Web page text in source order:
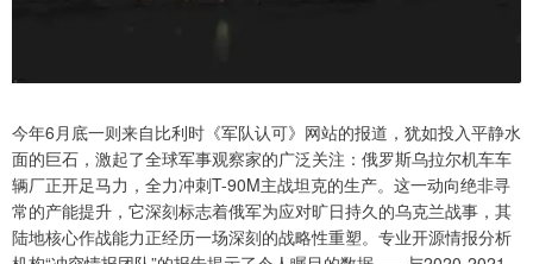
今年6月底一则来自比利时《军队认可》网站的报道，犹如投入平静水
面的巨石，激起了全球军事观察家的广泛关注：俄罗斯乌拉尔机车车
辆厂正开足马力，全力冲刺T-90M主战坦克的生产。这一动向绝非寻
常的产能提升，它深刻标志着俄军为应对旷日持久的乌克兰战事，其
陆地核心作战能力正经历一场深刻的战略性重塑。专业开源情报分析